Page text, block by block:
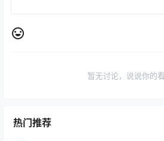
暂无讨论，说说你的
热门推荐